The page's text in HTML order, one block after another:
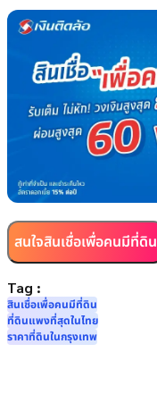
สนใจสินเชื่อเพื่อคนมีที่ดิน
Tag :
สินเชื่อเพื่อคนมีที่ดิน
ที่ดินแพงที่สุดในไทย
ราคาที่ดินในกรุงเทพ